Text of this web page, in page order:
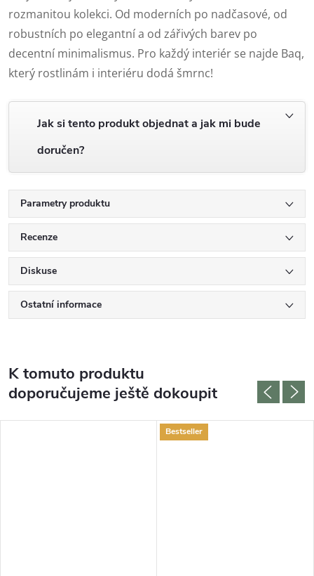
rozmanitou kolekci. Od moderních po nadčasové, od
robustních po elegantní a od zářivých barev po
decentní minimalismus. Pro každý interiér se najde Baq,
který rostlinám i interiéru dodá šmrnc!
Jak si tento produkt objednat a jak mi bude
doručen?
Parametry produktu
Recenze
Diskuse
Ostatní informace
K tomuto produktu
doporučujeme ještě dokoupit
Bestseller